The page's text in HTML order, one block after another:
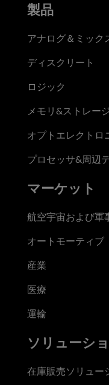
製品
アナログ＆ミック
ディスクリート
ロジック
メモリ&ストレー
オプトエレクトロ
プロセッサ&周辺
マーケット
航空宇宙および軍
オートモーティブ
産業
医療
運輸
ソリューシ
在庫販売ソリュー